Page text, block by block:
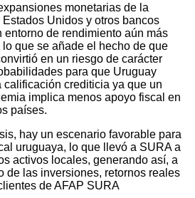
monetarias de la
Unidos y otros bancos
de rendimiento aún más
que se añade el hecho de que
en un riesgo de carácter
para que Uruguay
calificación crediticia ya que un
implica menos apoyo fiscal en
países.
hay un escenario favorable para
uruguaya, lo que llevó a SURA a
activos locales, generando así, a
de las inversiones, retornos reales
de AFAP SURA